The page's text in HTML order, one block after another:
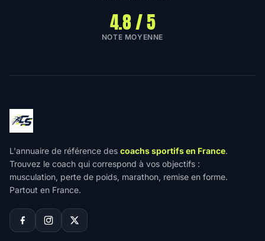
4.8 / 5
NOTE MOYENNE
L'annuaire de référence des coachs sportifs en France.
Trouvez le coach qui correspond à vos objectifs :
musculation, perte de poids, marathon, remise en forme.
Partout en France.